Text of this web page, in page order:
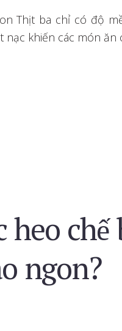
Thịt ba chỉ có độ
nạc khiến các món
heo
ngon?